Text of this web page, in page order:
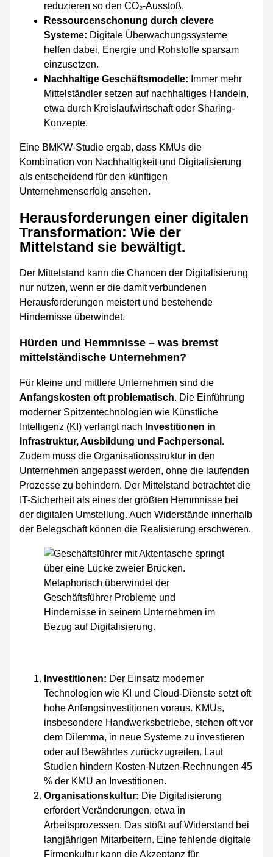
reduzieren so den CO₂-Ausstoß.
Ressourcenschonung durch clevere
Systeme: Digitale Überwachungssysteme
helfen dabei, Energie und Rohstoffe sparsam
einzusetzen.
Nachhaltige Geschäftsmodelle: Immer mehr
Mittelständler setzen auf nachhaltiges Handeln,
etwa durch Kreislaufwirtschaft oder Sharing-
Konzepte.
Eine BMKW-Studie ergab, dass KMUs die
Kombination von Nachhaltigkeit und Digitalisierung
als entscheidend für den künftigen
Unternehmenserfolg ansehen.
Herausforderungen einer digitalen
Transformation: Wie der
Mittelstand sie bewältigt.
Der Mittelstand kann die Chancen der Digitalisierung
nur nutzen, wenn er die damit verbundenen
Herausforderungen meistert und bestehende
Hindernisse überwindet.
Hürden und Hemmnisse – was bremst
mittelständische Unternehmen?
Für kleine und mittlere Unternehmen sind die
Anfangskosten oft problematisch. Die Einführung
moderner Spitzentechnologien wie Künstliche
Intelligenz (KI) verlangt nach Investitionen in
Infrastruktur, Ausbildung und Fachpersonal .
Zudem muss die Organisationsstruktur in den
Unternehmen angepasst werden, ohne die laufenden
Prozesse zu behindern. Der Mittelstand betrachtet die
IT-Sicherheit als eines der größten Hemmnisse bei
der digitalen Umstellung. Auch Widerstände innerhalb
der Belegschaft können die Realisierung erschweren.
Investitionen: Der Einsatz moderner
Technologien wie KI und Cloud-Dienste setzt oft
hohe Anfangsinvestitionen voraus. KMUs,
insbesondere Handwerksbetriebe, stehen oft vor
dem Dilemma, in neue Systeme zu investieren
oder auf Bewährtes zurückzugreifen. Laut
Studien hindern Kosten-Nutzen-Rechnungen 45
% der KMU an Investitionen.
Organisationskultur: Die Digitalisierung
erfordert Veränderungen, etwa in
Arbeitsprozessen. Das stößt auf Widerstand bei
langjährigen Mitarbeitern. Eine fehlende digitale
Firmenkultur kann die Akzeptanz für